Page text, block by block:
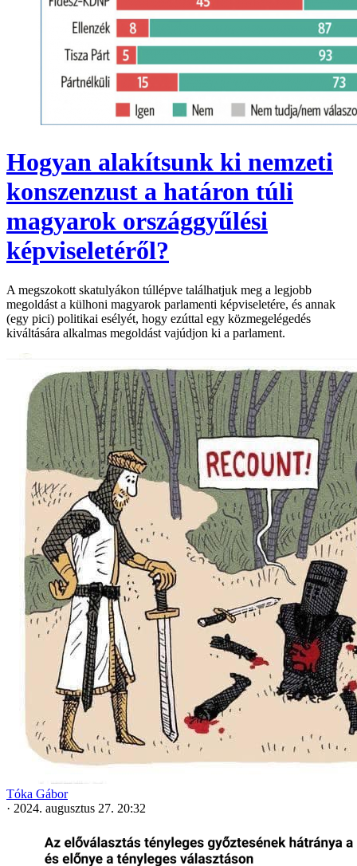
Hogyan alakítsunk ki nemzeti
konszenzust a határon túli
magyarok országgyűlési
képviseletéről?
A megszokott skatulyákon túllépve találhatjuk meg a legjobb
megoldást a külhoni magyarok parlamenti képviseletére, és annak
(egy pici) politikai esélyét, hogy ezúttal egy közmegelégedés
kiváltására alkalmas megoldást vajúdjon ki a parlament.
Tóka Gábor
· 2024. augusztus 27. 20:32